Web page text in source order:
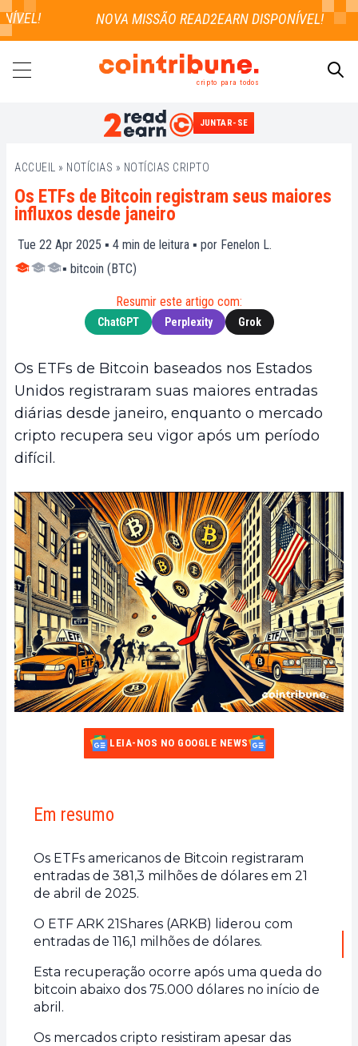
cripto para todos
JUNTAR-SE
ACCUEIL » NOTÍCIAS » NOTÍCIAS CRIPTO
Os ETFs de Bitcoin registram seus maiores
influxos desde janeiro
Tue 22 Apr 2025 ▪ 4 min de leitura ▪ por Fenelon L.
▪ bitcoin (BTC)
Resumir este artigo com:
ChatGPT Perplexity Grok
Os ETFs de Bitcoin baseados nos Estados
Unidos registraram suas maiores entradas
diárias desde janeiro, enquanto o mercado
cripto recupera seu vigor após um período
difícil.
LEIA-NOS NO GOOGLE NEWS
Em resumo
Os ETFs americanos de Bitcoin registraram
entradas de 381,3 milhões de dólares em 21
de abril de 2025.
O ETF ARK 21Shares (ARKB) liderou com
entradas de 116,1 milhões de dólares.
Esta recuperação ocorre após uma queda do
bitcoin abaixo dos 75.000 dólares no início de
abril.
Os mercados cripto resistiram apesar das